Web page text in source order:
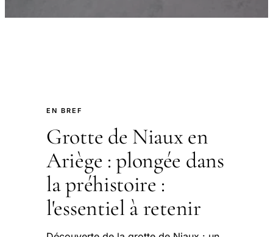
EN BREF
Grotte de Niaux en
Ariège : plongée dans
la préhistoire :
l'essentiel à retenir